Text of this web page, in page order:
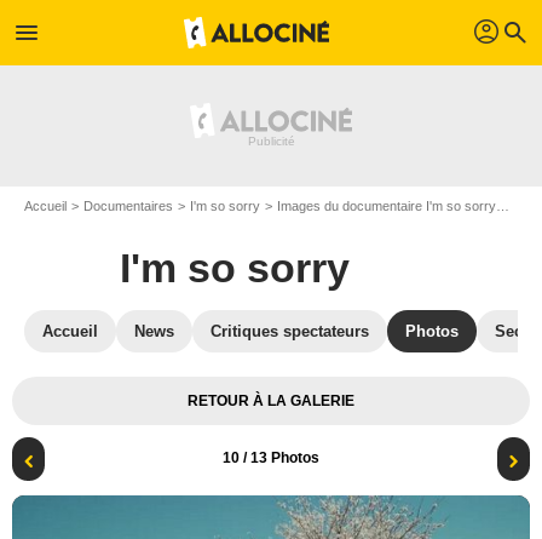
menu profil search
Accueil Documentaires I'm so sorry Images du documentaire I'm so sorry
I'm so sorry
Accueil News Critiques spectateurs Photos
RETOUR À LA GALERIE
10 / 13 Photos